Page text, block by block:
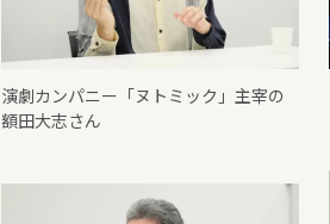
演劇カンパニー「ヌトミック」主宰の
額田大志さん